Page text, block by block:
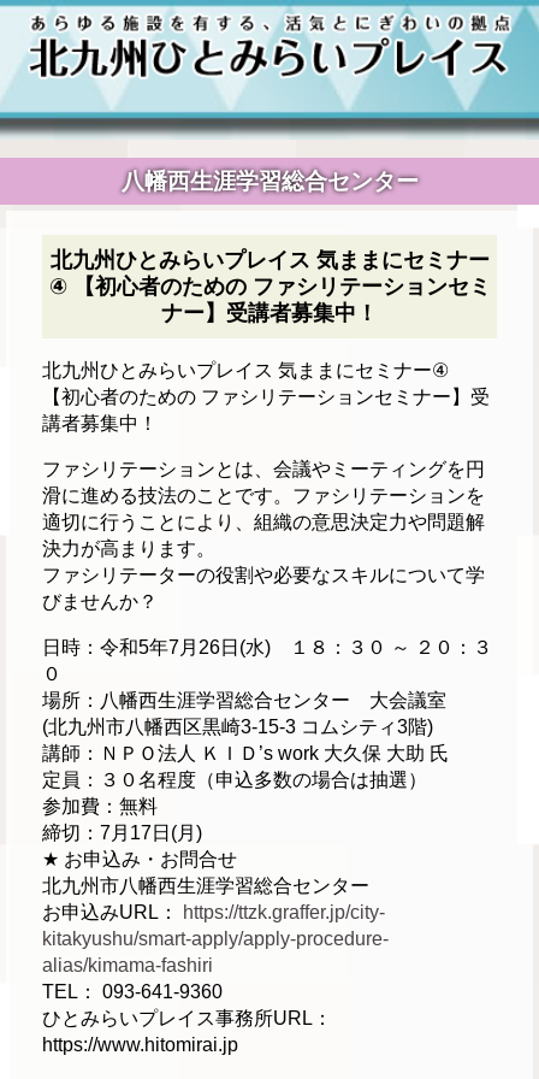
八幡西生涯学習総合センター
北九州ひとみらいプレイス 気ままにセミナー
④ 【初心者のための ファシリテーションセミ
ナー】受講者募集中！
北九州ひとみらいプレイス 気ままにセミナー④
【初心者のための ファシリテーションセミナー】受
講者募集中！
ファシリテーションとは、会議やミーティングを円
滑に進める技法のことです。ファシリテーションを
適切に行うことにより、組織の意思決定力や問題解
決力が高まります。
ファシリテーターの役割や必要なスキルについて学
びませんか？
日時：令和5年7月26日(水) １８：３０ ～ ２０：３
０
場所：八幡西生涯学習総合センター 大会議室
(北九州市八幡西区黒崎3-15-3 コムシティ3階)
講師：ＮＰＯ法人 ＫＩＤ’s work 大久保 大助 氏
定員：３０名程度（申込多数の場合は抽選）
参加費：無料
締切：7月17日(月)
★ お申込み・お問合せ
北九州市八幡西生涯学習総合センター
お申込みURL：
https://ttzk.graffer.jp/city-
kitakyushu/smart-apply/apply-procedure-
alias/kimama-fashiri
TEL： 093-641-9360
ひとみらいプレイス事務所URL：
https://www.hitomirai.jp